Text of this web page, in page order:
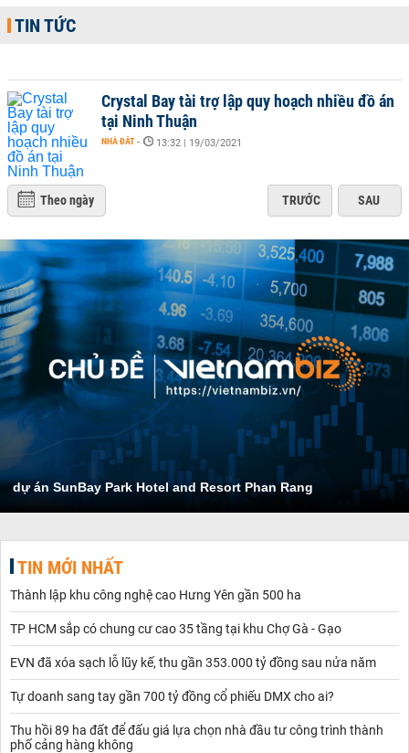
TIN TỨC
Crystal Bay tài trợ lập quy hoạch nhiều đồ án
tại Ninh Thuận
NHÀ ĐẤT - 13:32 | 19/03/2021
Theo ngày TRƯỚC SAU
dự án SunBay Park Hotel and Resort Phan Rang
TIN MỚI NHẤT
Thành lập khu công nghệ cao Hưng Yên gần 500 ha
TP HCM sắp có chung cư cao 35 tầng tại khu Chợ Gà - Gạo
EVN đã xóa sạch lỗ lũy kế, thu gần 353.000 tỷ đồng sau nửa năm
Tự doanh sang tay gần 700 tỷ đồng cổ phiếu DMX cho ai?
Thu hồi 89 ha đất để đấu giá lựa chọn nhà đầu tư công trình thành
phố cảng hàng không